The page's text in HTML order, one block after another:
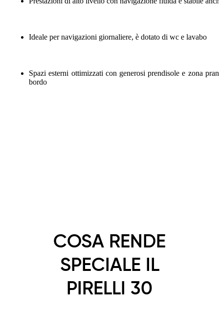
Ideale per navigazioni giornaliere, è dotato di wc e lavabo
Spazi esterni ottimizzati con generosi prendisole e zona
bordo
COSA RENDE
SPECIALE IL
PIRELLI 30